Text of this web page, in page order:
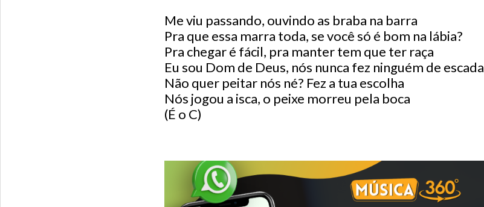
Me viu passando, ouvindo as braba na barra
Pra que essa marra toda, se você só é bom na lábia?
Pra chegar é fácil, pra manter tem que ter raça
Eu sou Dom de Deus, nós nunca fez ninguém de escada
Não quer peitar nós né? Fez a tua escolha
Nós jogou a isca, o peixe morreu pela boca
(É o C)